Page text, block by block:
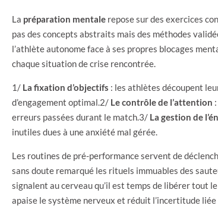
La préparation mentale repose sur des exercices
pas des concepts abstraits mais des méthodes
l’athlète autonome face à ses propres blocages
chaque situation de crise rencontrée.
1/ La fixation d’objectifs : les athlètes découpent
d’engagement optimal.2/ Le contrôle de l’attention
erreurs passées durant le match.3/ La gestion de
inutiles dues à une anxiété mal gérée.
Les routines de pré-performance servent de
sans doute remarqué les rituels immuables des
signalent au cerveau qu’il est temps de libérer tout
apaise le système nerveux et réduit l’incertitude